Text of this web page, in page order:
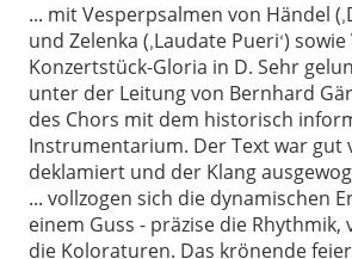
... mit Vesperpsalmen von Händel (‚
und Zelenka (‚Laudate Pueri‘) sowie
Konzertstück-Gloria in D. Sehr
unter der Leitung von Bernhard
des Chors mit dem historisch
Instrumentarium. Der Text war gut
deklamiert und der Klang
... vollzogen sich die dynamischen
einem Guss - präzise die Rhythmik,
die Koloraturen. Das krönende